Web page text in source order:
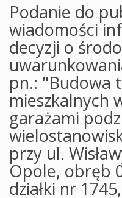
Podanie do
wiadomości
decyzji o
pn.: "Budowa
mieszkalnych
garażami
przy ul.
Opole, obręb
działki nr